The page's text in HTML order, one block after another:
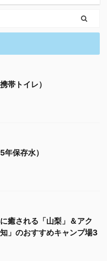
帯トイレ）
年保存水）
癒される「山梨」＆アク
」のおすすめキャンプ場3